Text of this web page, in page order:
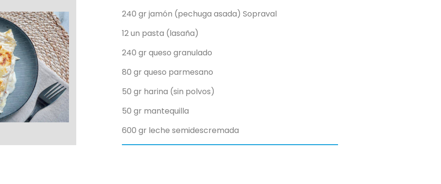
240 gr jamón (pechuga asada) Sopraval
12 un pasta (lasaña)
240 gr queso granulado
80 gr queso parmesano
50 gr harina (sin polvos)
50 gr mantequilla
600 gr leche semidescremada